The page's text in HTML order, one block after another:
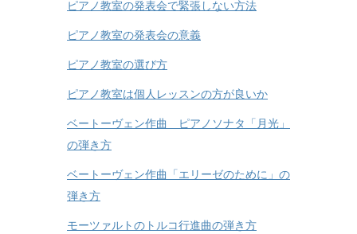
ピアノ教室の発表会で緊張しない方法
ピアノ教室の発表会の意義
ピアノ教室の選び方
ピアノ教室は個人レッスンの方が良いか
ベートーヴェン作曲 ピアノソナタ「月光」
の弾き方
ベートーヴェン作曲「エリーゼのために」の
弾き方
モーツァルトのトルコ行進曲の弾き方